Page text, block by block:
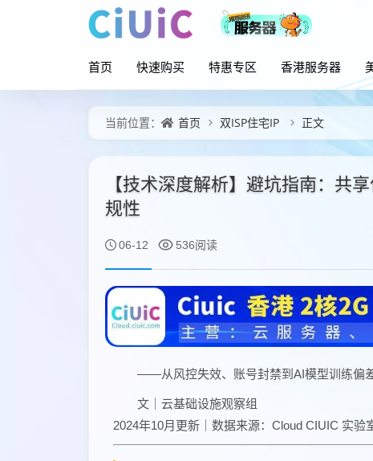
首页 快速购买 特惠专区 香港服务器
当前位置： 首页 双ISP住宅IP 正文
【技术深度解析】避坑指南：共
规性
06-12 536阅读
——从风控失效、账号封禁到AI模型训练偏
文｜云基础设施观察组
2024年10月更新｜数据来源：Cloud CIUIC 实验